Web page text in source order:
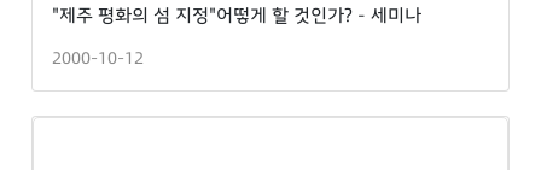
"제주 평화의 섬 지정"어떻게 할 것인가? - 세미나
2000-10-12